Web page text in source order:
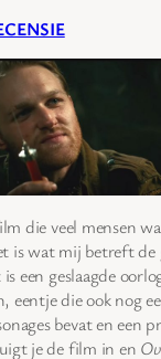
die veel mensen
is wat mij betreft de
een geslaagde
eentje die ook nog
bevat en een
je de film in en